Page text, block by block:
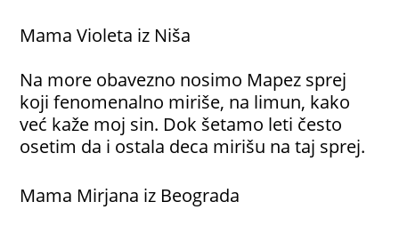
Mama Violeta iz Niša
Na more obavezno nosimo Mapez sprej
koji fenomenalno miriše, na limun, kako
već kaže moj sin. Dok šetamo leti često
osetim da i ostala deca mirišu na taj sprej.
Mama Mirjana iz Beograda